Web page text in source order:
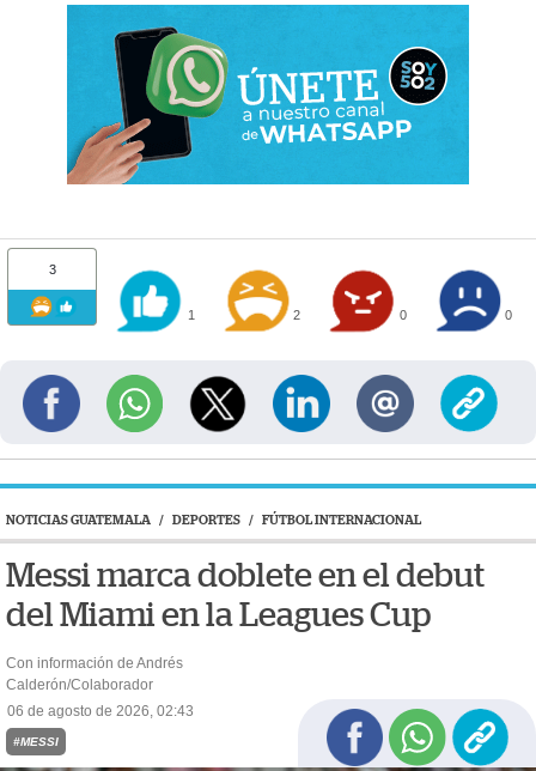
3
1 2 0 0
NOTICIAS GUATEMALA / DEPORTES / FÚTBOL INTERNACIONAL
Messi marca doblete en el debut
del Miami en la Leagues Cup
Con información de Andrés
Calderón/Colaborador
06 de agosto de 2026, 02:43
#MESSI